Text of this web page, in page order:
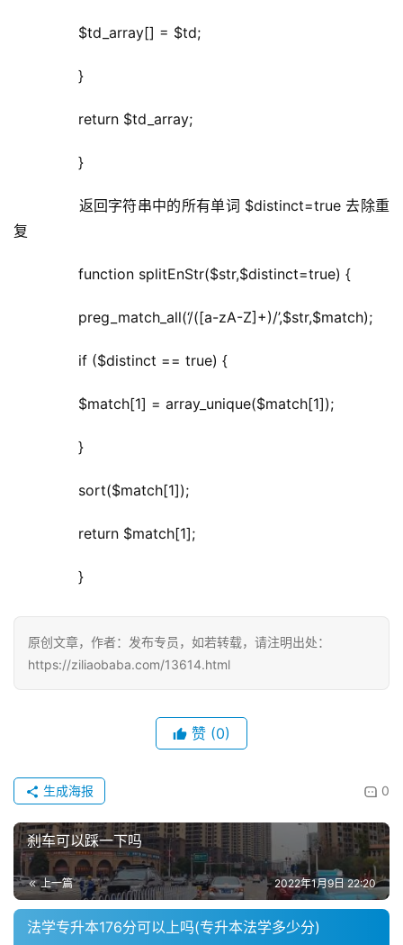
	  $td_array[] = $td;
	  }
	  return $td_array;
	  }
复
	  function splitEnStr($str,$distinct=true) {
	  preg_match_all(‘/([a-zA-Z]+)/’,$str,$match);
	  if ($distinct == true) {
	  $match[1] = array_unique($match[1]);
	  }
	  sort($match[1]);
	  return $match[1];
	  }
原创文章，作者：发布专员，如若转载，请注明出处：
https://ziliaobaba.com/13614.html
赞 (0)
0
生成海报
刹车可以踩一下吗
上一篇 2022年1月9日 22:20
法学专升本176分可以上吗(专升本法学多少分)